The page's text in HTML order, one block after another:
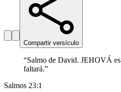
Compartir versículo
“Salmo de David. JEHOVÁ
faltará.”
Salmos 23:1